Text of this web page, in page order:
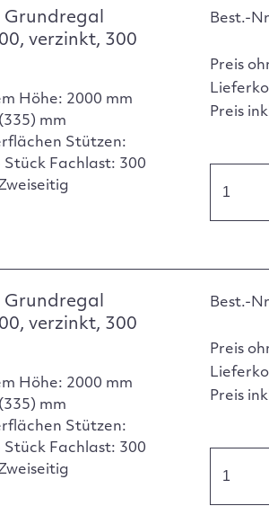
verzinkt, 300
Höhe: 2000 mm
mm
Stützen:
Fachlast: 300
Best.-
Preis
Preis
verzinkt, 300
Höhe: 2000 mm
mm
Stützen:
Fachlast: 300
Best.-
Preis
Preis